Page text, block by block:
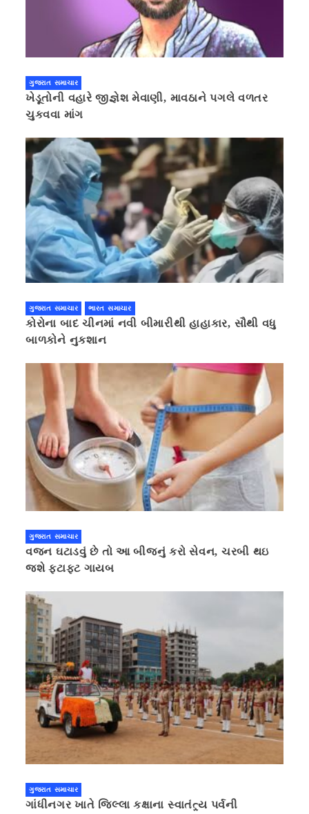
ગુજરાત સમાચાર
ખેડૂતોની વહારે જીજ્ઞેશ મેવાણી, માવઠાને પગલે વળતર
ચુકવવા માંગ
ગુજરાત સમાચાર ભારત સમાચાર
કોરોના બાદ ચીનમાં નવી બીમારીથી હાહાકાર, સૌથી વધુ
બાળકોને નુકશાન
ગુજરાત સમાચાર
વજન ઘટાડવું છે તો આ બીજનું કરો સેવન, ચરબી થઇ
જશે ફટાફટ ગાયબ
ગુજરાત સમાચાર
ગાંધીનગર ખાતે જિલ્લા કક્ષાના સ્વાતંત્ર્ય પર્વની